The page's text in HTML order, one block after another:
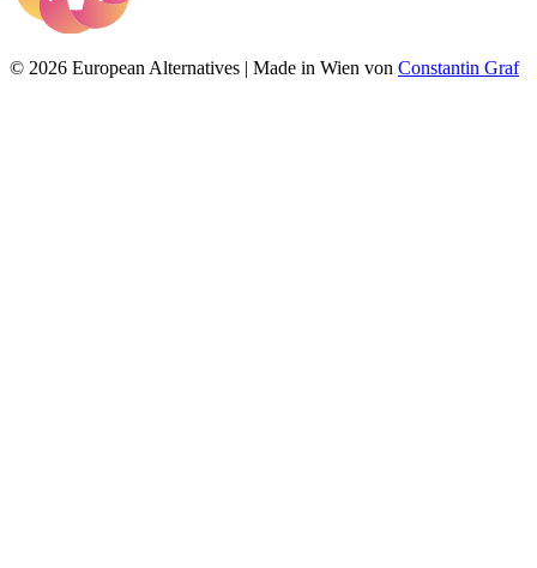
© 2026 European Alternatives | Made in Wien von Constantin Graf